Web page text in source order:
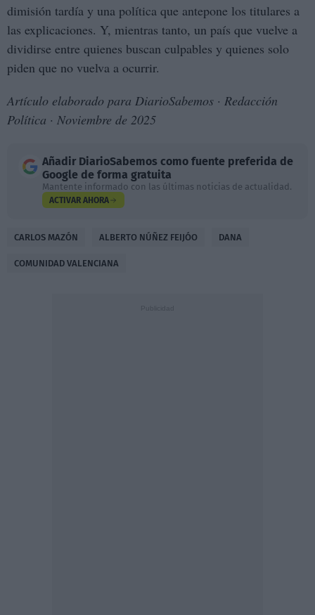
dimisión tardía y una política que antepone los titulares a
las explicaciones. Y, mientras tanto, un país que vuelve a
dividirse entre quienes buscan culpables y quienes solo
piden que no vuelva a ocurrir.
Artículo elaborado para DiarioSabemos · Redacción
Política · Noviembre de 2025
Añadir DiarioSabemos como fuente preferida de
Google de forma gratuita
Mantente informado con las últimas noticias de actualidad.
ACTIVAR AHORA
CARLOS MAZÓN ALBERTO NÚÑEZ FEIJÓO DANA
COMUNIDAD VALENCIANA